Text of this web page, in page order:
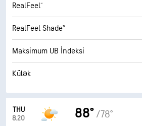
RealFeel®
RealFeel Shade™
Maksimum UB İndeksi
Külək
THU
8.20
88° /78°